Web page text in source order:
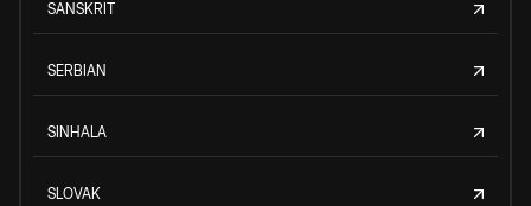
SANSKRIT
SERBIAN
SINHALA
SLOVAK